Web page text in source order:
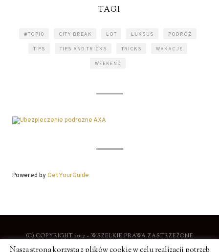
TAGI
#TOP10 CITY BREAK LOT LUKSUS PODRÓŻ
TIPS TIPS AND TRICKS TRICKS WAKACJE
WEEKEND
Powered byGetYourGuide
(C) COPYRIGHT 2017 - WSZELKIE PRAWA ZASTRZEŻONE